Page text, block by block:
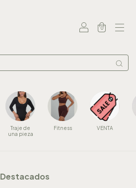
0
Traje de
una pieza
Fitness VENTA
Destacados